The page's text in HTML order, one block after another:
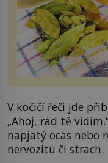
V kočičí řeči jde
„Ahoj, rád tě
napjatý ocas nebo
nervozitu či strach.